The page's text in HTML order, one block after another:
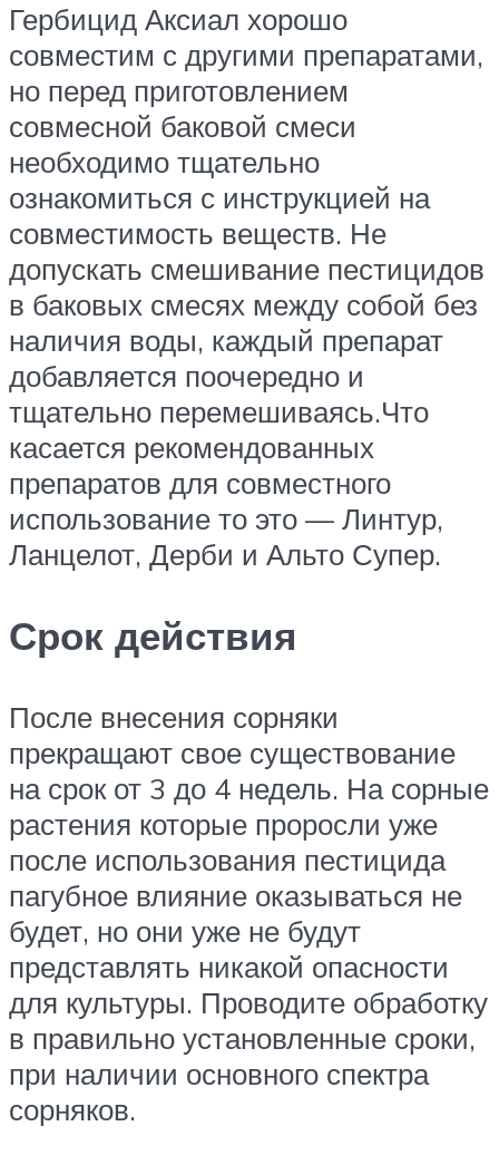
Гербицид Аксиал хорошо
совместим с другими препаратами,
но перед приготовлением
совмесной баковой смеси
необходимо тщательно
ознакомиться с инструкцией на
совместимость веществ. Не
допускать смешивание пестицидов
в баковых смесях между собой без
наличия воды, каждый препарат
добавляется поочередно и
тщательно перемешиваясь.Что
касается рекомендованных
препаратов для совместного
использование то это — Линтур,
Ланцелот, Дерби и Альто Супер.
Срок действия
После внесения сорняки
прекращают свое существование
на срок от 3 до 4 недель. На сорные
растения которые проросли уже
после использования пестицида
пагубное влияние оказываться не
будет, но они уже не будут
представлять никакой опасности
для культуры. Проводите обработку
в правильно установленные сроки,
при наличии основного спектра
сорняков.